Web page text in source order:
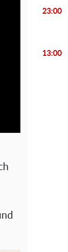
23:00
13:00